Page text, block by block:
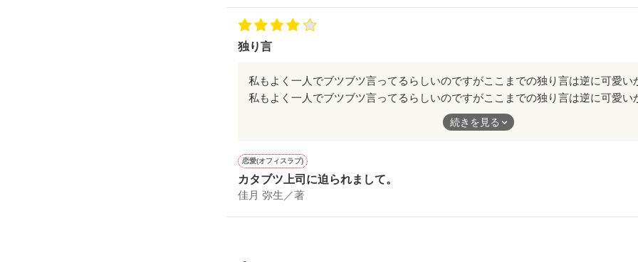
独り言
私もよく一人でブツブツ言ってるらしいのですがここまでの独り言は逆に可愛い
祐がなんか必死な感じもすごく好きでした。できれば単行本になるぐらいの長編
続きを見る
恋愛(オフィスラブ)
カタブツ上司に迫られまして。
佳月 弥生／著